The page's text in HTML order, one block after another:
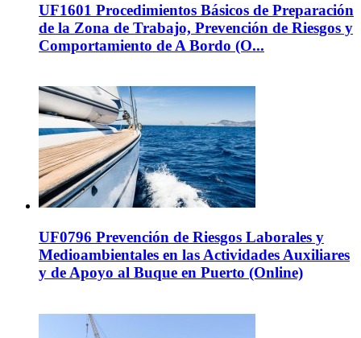
UF1601 Procedimientos Básicos de Preparación
de la Zona de Trabajo, Prevención de Riesgos y
Comportamiento de A Bordo (O...
UF0796 Prevención de Riesgos Laborales y
Medioambientales en las Actividades Auxiliares
y de Apoyo al Buque en Puerto (Online)